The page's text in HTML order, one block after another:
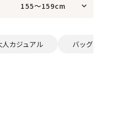
155～159cm
人カジュアル バッグ